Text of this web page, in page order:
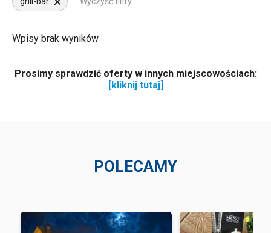
Wpisy brak wyników
Prosimy sprawdzić oferty w innych miejscowościach:
[kliknij tutaj]
POLECAMY